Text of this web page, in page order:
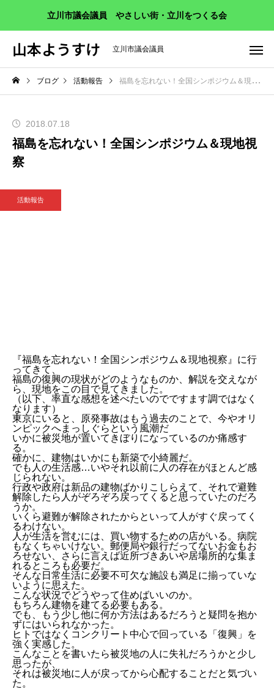
立川市議会議員 やさしい街・立川をつくる会
山本ようすけ 立川市議会議員
ブログ 活動報告 福島を忘れない！全国シンポジウム＆現地視察
2018.07.18
福島を忘れない！全国シンポジウム＆現地視
察
活動報告
『福島を忘れない！全国シンポジウム＆現地視察』に行
ってきて、
福島の復興の現状がどのようなものか、解説を交えなが
ら、現地をこの目で見てきました。
（以下、率直な感想を述べたいのでですます調ではなく
なります）
東京にいると、原発事故はもう過去のことで、今やオリ
ンピックへまっしぐらという風潮だ
いかに被災地が置いてきぼりになっているのか痛感す
る。
確かに、建物はいかにも新築で小綺麗だ。
でも人の生活感…いやそれ以前に人の存在がほとんど感
じられない。
行政や政府は新品の建物ばかりこしらえて、それで避難
解除したら人がぞろぞろ戻ってくると思っていたのだろ
うか。
いくら避難が解除されたからといって人がすぐ戻ってく
るわけない。
人が生活を営むには、買い物するための店がいる。病院
もなくちゃいけない。郵便局や銀行だってないお金もお
ろせない、さらに言えば近所づきあいや居場所的な集ま
れるところも必要だ。
そんな日常生活に必要不可欠な施設も満足に揃っていな
いように思えた。
こんな状況でどうやって住めばいいのか。
もちろん建物を建てる必要もある。
でも、もう少し他に何か方法はあるだろうと疑問を抱か
ずにはいられなかった。
ヒトではなくコンクリート中心で回っている「復興」を
強く実感した。
こんなことを書いたら被災地の人に失礼だろうかと少し
思ったが、
それは被災地に人が戻ってから心配することだと気づい
た。